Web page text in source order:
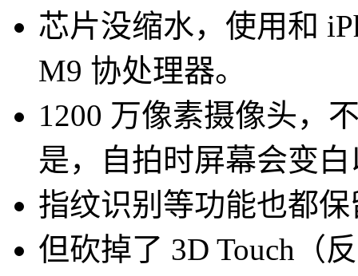
芯片没缩水，使用和
M9 协处理器。
1200 万像素摄像头，
是，自拍时屏幕会变
指纹识别等功能也都
但砍掉了 3D Touch（